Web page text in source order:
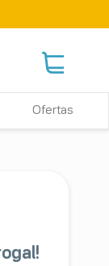
Ofertas